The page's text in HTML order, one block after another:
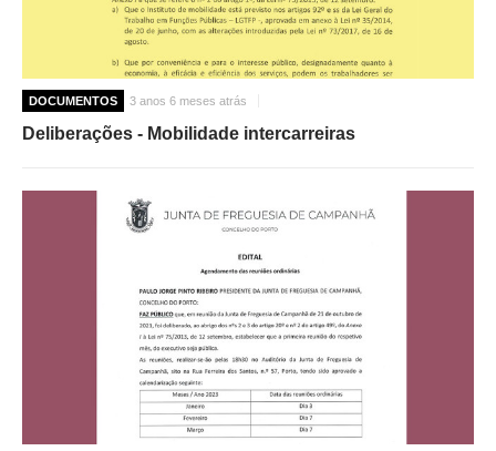
DOCUMENTOS 3 anos 6 meses atrás
Deliberações - Mobilidade intercarreiras